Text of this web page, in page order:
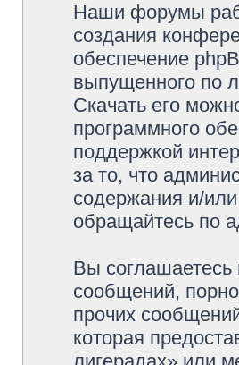
Наши форумы
создания
обеспечение
выпущенного по
Скачать его
программного
поддержкой
за то, что
содержания и/
обращайтесь по
Вы соглашаетесь
сообщений,
прочих
которая